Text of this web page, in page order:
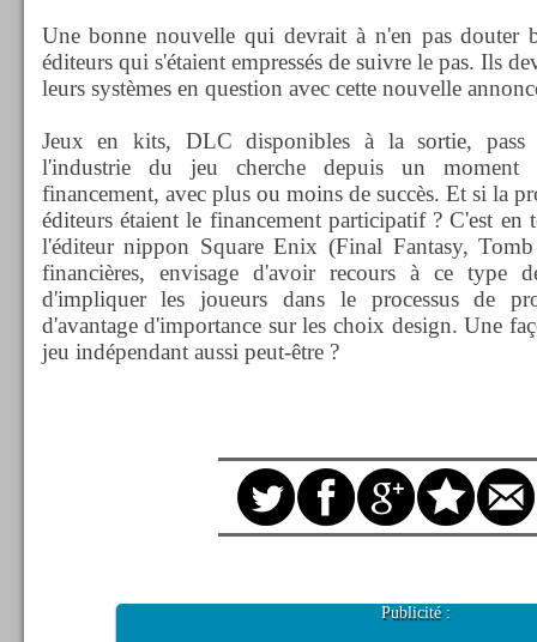
Une bonne nouvelle qui devrait à n'en pas douter
éditeurs qui s'étaient empressés de suivre le pas. Ils
leurs systèmes en question avec cette nouvelle
Jeux en kits, DLC disponibles à la sortie, pass
l'industrie du jeu cherche depuis un moment
financement, avec plus ou moins de succès. Et si la
éditeurs étaient le financement participatif ? C'est en
l'éditeur nippon Square Enix (Final Fantasy,
financières, envisage d'avoir recours à ce type
d'impliquer les joueurs dans le processus de
d'avantage d'importance sur les choix design. Une
jeu indépendant aussi peut-être ?
Publicité :